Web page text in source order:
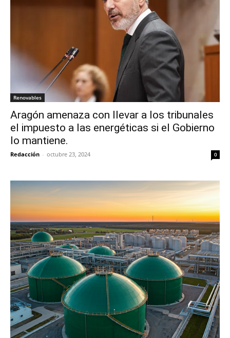
Renovables
Aragón amenaza con llevar a los tribunales
el impuesto a las energéticas si el Gobierno
lo mantiene.
Redacción - octubre 23, 2024 0